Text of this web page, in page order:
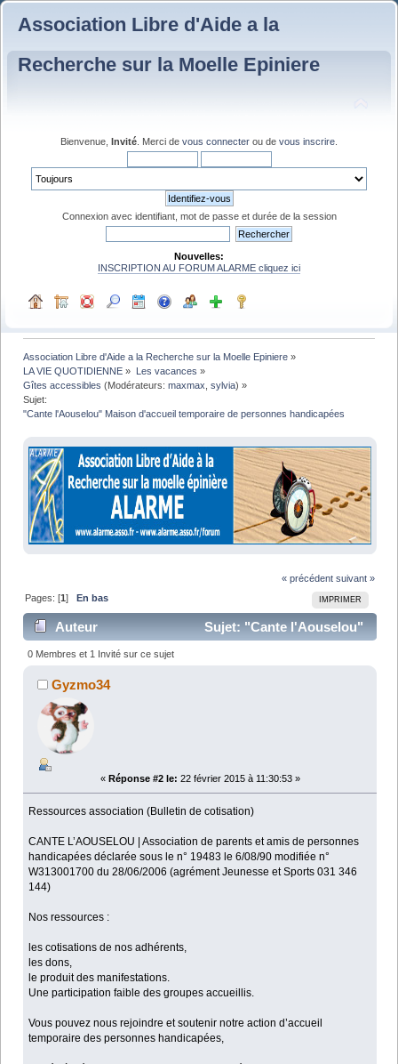
Association Libre d'Aide a la
Recherche sur la Moelle Epiniere
Bienvenue, Invité . Merci de vous connecter ou de vous inscrire
Connexion avec identifiant, mot de passe et durée de la session
Nouvelles:
INSCRIPTION AU FORUM ALARME cliquez ici
Association Libre d'Aide a la Recherche sur la Moelle Epiniere »
LA VIE QUOTIDIENNE » Les vacances »
Gîtes accessibles (Modérateurs:maxmax ,sylvia) »
Sujet:
"Cante l'Aouselou" Maison d'accueil temporaire de personnes handicapées
« précédent suivant »
IMPRIMER
Pages: [1] En bas
Auteur
Sujet: "Cante l'Aouselou"
Maison d'accueil temporaire de personnes
handicapées (Lu 10219 fois)
0 Membres et 1 Invité sur ce sujet
Gyzmo34
« Réponse #2 le: 22 février 2015 à 11:30:53 »
Ressources association (Bulletin de cotisation)
CANTE L’AOUSELOU | Association de parents et amis de personnes
handicapées déclarée sous le n° 19483 le 6/08/90 modifiée n°
W313001700 du 28/06/2006 (agrément Jeunesse et Sports 031 346
144)
Nos ressources :
les cotisations de nos adhérents,
les dons,
le produit des manifestations.
Une participation faible des groupes accueillis.
Vous pouvez nous rejoindre et soutenir notre action d’accueil
temporaire des personnes handicapées,